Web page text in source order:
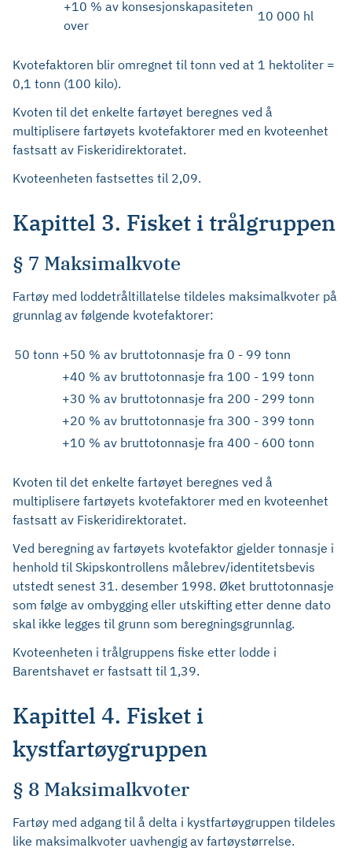
+10 % av konsesjonskapasiteten
over
10 000 hl
Kvotefaktoren blir omregnet til tonn ved at 1 hektoliter =
0,1 tonn (100 kilo).
Kvoten til det enkelte fartøyet beregnes ved å
multiplisere fartøyets kvotefaktorer med en kvoteenhet
fastsatt av Fiskeridirektoratet.
Kvoteenheten fastsettes til 2,09.
Kapittel 3. Fisket i trålgruppen
§ 7 Maksimalkvote
Fartøy med loddetråltillatelse tildeles maksimalkvoter på
grunnlag av følgende kvotefaktorer:
50 tonn +50 % av bruttotonnasje fra 0 - 99 tonn
+40 % av bruttotonnasje fra 100 - 199 tonn
+30 % av bruttotonnasje fra 200 - 299 tonn
+20 % av bruttotonnasje fra 300 - 399 tonn
+10 % av bruttotonnasje fra 400 - 600 tonn
Kvoten til det enkelte fartøyet beregnes ved å
multiplisere fartøyets kvotefaktorer med en kvoteenhet
fastsatt av Fiskeridirektoratet.
Ved beregning av fartøyets kvotefaktor gjelder tonnasje i
henhold til Skipskontrollens målebrev/identitetsbevis
utstedt senest 31. desember 1998. Øket bruttotonnasje
som følge av ombygging eller utskifting etter denne dato
skal ikke legges til grunn som beregningsgrunnlag.
Kvoteenheten i trålgruppens fiske etter lodde i
Barentshavet er fastsatt til 1,39.
Kapittel 4. Fisket i
kystfartøygruppen
§ 8 Maksimalkvoter
Fartøy med adgang til å delta i kystfartøygruppen tildeles
like maksimalkvoter uavhengig av fartøystørrelse.